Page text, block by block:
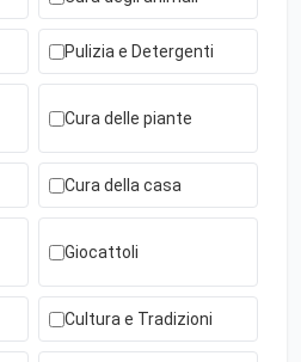
Pulizia e Detergenti
Cura delle piante
Cura della casa
Giocattoli
Cultura e Tradizioni